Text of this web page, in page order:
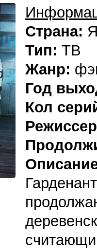
Страна:
Тип: ТВ
Жанр:
Год
Кол